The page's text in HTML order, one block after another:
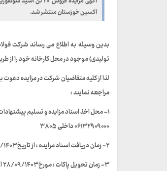
اکسین خوزستان منتشر شد.
تولیدی) موجود در محل کارخانه خود را از
لذا از کلیه متقاضیان شرکت در مزایده
مراجعه نمایند :
۰۶۱۳۲۹۰۹۰۰۰ داخلی ۳۸۰۵
۲- زمان دریافت اسناد مزایده : از تاریخ ۱۸/۰۹/۱۴۰۳ لغایت ۲۰/۰۹/۱۴۰۳ از ساعت ۱۰ صبح تا ساعت ۱۳:۰۰ بعدازظهر
۳- زمان تحویل پاکات : مورخ ۲۸/۰۹/۱۴۰۳ از ساعت ۱۰ صبح لغایت ۱۳:۰۰ بعدازظهر